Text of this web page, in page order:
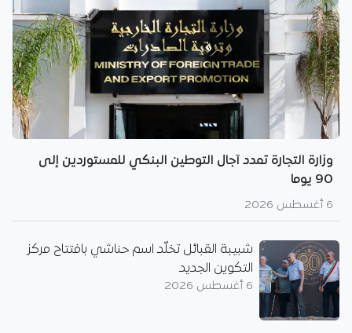
وزارة التجارة تمدد آجال التوطين البنكي للمستوردين إلى
90 يوما
6 أغسطس 2026
شبيبة القبائل تخلّد اسم حناشي بافتتاح مركز
التكوين الجديد
6 أغسطس 2026